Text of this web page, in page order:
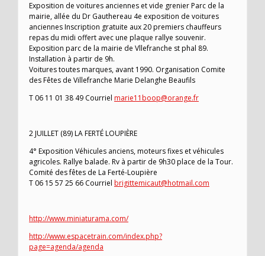
Exposition de voitures anciennes et vide grenier Parc de la
mairie, allée du Dr Gauthereau 4e exposition de voitures
anciennes Inscription gratuite aux 20 premiers chauffeurs
repas du midi offert avec une plaque rallye souvenir.
Exposition parc de la mairie de Vllefranche st phal 89.
Installation à partir de 9h.
Voitures toutes marques, avant 1990. Organisation Comite
des Fêtes de Villefranche Marie Delanghe Beaufils
T 06 11 01 38 49 Courriel marie11boop@orange.fr
2 JUILLET (89) LA FERTÉ LOUPIÈRE
4° Exposition Véhicules anciens, moteurs fixes et véhicules
agricoles. Rallye balade. Rv à partir de 9h30 place de la Tour.
Comité des fêtes de La Ferté-Loupière
T 06 15 57 25 66 Courriel brigittemicaut@hotmail.com
http://www.miniaturama.com/
http://www.espacetrain.com/index.php?
page=agenda/agenda